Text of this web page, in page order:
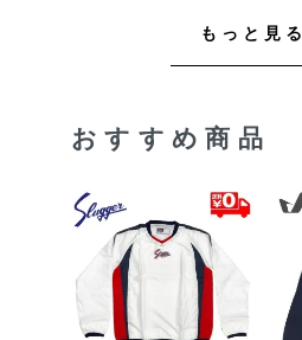
もっと見る
おすすめ商品